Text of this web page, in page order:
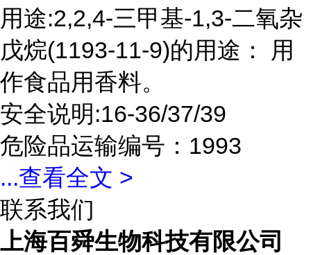
用途:2,2,4-三甲基-1,3-二氧杂
戊烷(1193-11-9)的用途： 用
作食品用香料。
安全说明:16-36/37/39
危险品运输编号：1993
...查看全文 >
联系我们
上海百舜生物科技有限公司